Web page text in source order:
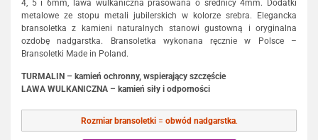
4, 5 i 6mm, lawa wulkaniczna prasowana o średnicy 4mm. Dodatki
metalowe ze stopu metali jubilerskich w kolorze srebra. Elegancka
bransoletka z kamieni naturalnych stanowi gustowną i oryginalna
ozdobę nadgarstka. Bransoletka wykonana ręcznie w Polsce –
Bransoletki Made in Poland.
TURMALIN – kamień ochronny, wspierający szczęście
LAWA WULKANICZNA – kamień siły i odporności
Rozmiar bransoletki= obwód nadgarstka.